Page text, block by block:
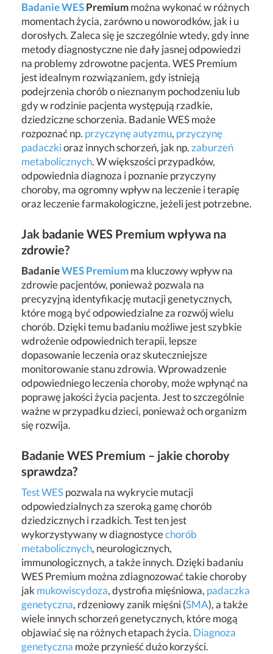
Badanie WESPremiummożna wykonać w różnych
momentach życia, zarówno u noworodków, jak i u
dorosłych. Zaleca się je szczególnie wtedy, gdy inne
metody diagnostyczne nie dały jasnej odpowiedzi
na problemy zdrowotne pacjenta. WES Premium
jest idealnym rozwiązaniem, gdy istnieją
podejrzenia chorób o nieznanym pochodzeniu lub
gdy w rodzinie pacjenta występują rzadkie,
dziedziczne schorzenia. Badanie WES może
rozpoznać np. przyczynę autyzmu, przyczynę
padaczkioraz innych schorzeń, jak np.zaburzeń
metabolicznych. W większości przypadków,
odpowiednia diagnoza i poznanie przyczyny
choroby, ma ogromny wpływ na leczenie i terapię
oraz leczenie farmakologiczne, jeżeli jest potrzebne.
Jak badanie WES Premium wpływa na
zdrowie?
BadanieWES Premiumma kluczowy wpływ na
zdrowie pacjentów, ponieważ pozwala na
precyzyjną identyfikację mutacji genetycznych,
które mogą być odpowiedzialne za rozwój wielu
chorób. Dzięki temu badaniu możliwe jest szybkie
wdrożenie odpowiednich terapii, lepsze
dopasowanie leczenia oraz skuteczniejsze
monitorowanie stanu zdrowia. Wprowadzenie
odpowiedniego leczenia choroby, może wpłynąć na
poprawę jakości życia pacjenta. Jest to szczególnie
ważne w przypadku dzieci, ponieważ och organizm
się rozwija.
Badanie WES Premium – jakie choroby
sprawdza?
Test WESpozwala na wykrycie mutacji
odpowiedzialnych za szeroką gamę chorób
dziedzicznych i rzadkich. Test ten jest
wykorzystywany w diagnostycechorób
metabolicznych, neurologicznych,
immunologicznych, a także innych. Dzięki badaniu
WES Premium można zdiagnozować takie choroby
jakmukowiscydoza, dystrofia mięśniowa, padaczka
genetyczna, rdzeniowy zanik mięśni (SMA), a także
wiele innych schorzeń genetycznych, które mogą
objawiać się na różnych etapach życia. Diagnoza
genetyczna może przynieść dużo korzyści.